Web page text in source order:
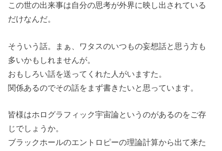
この世の出来事は自分の思考が外界に映し出されている
だけなんだ。
そういう話。まぁ、ワタスのいつもの妄想話と思う方も
多いかもしれませんが。
おもしろい話を送ってくれた人がいますた。
関係あるのでその話をまず書きたいと思っています。
皆様はホログラフィック宇宙論というのがあるのをご存
じでしょうか。
ブラックホールのエントロピーの理論計算から出て来た